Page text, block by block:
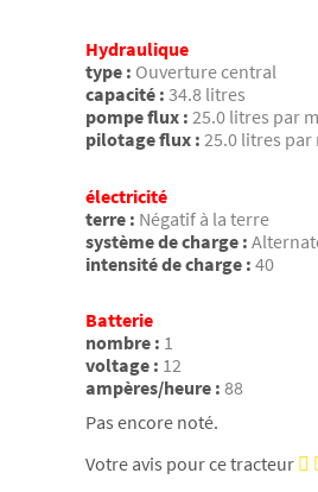
Hydraulique
type : Ouverture central
capacité : 34.8 litres
pompe flux : 25.0 litres par
pilotage flux : 25.0 litres
électricité
terre : Négatif à la terre
système de charge :
intensité de charge : 40
Batterie
nombre : 1
voltage : 12
ampères/heure : 88
Pas encore noté.
Votre avis pour ce tracteur